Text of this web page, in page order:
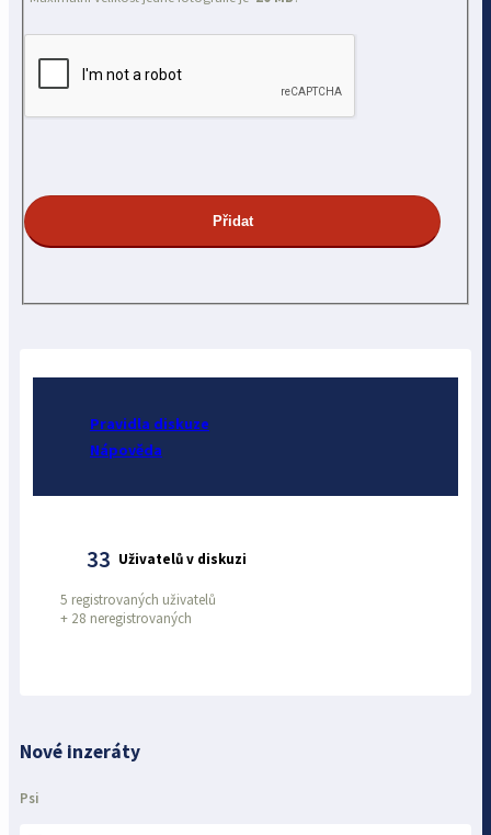
Pravidla diskuze
Nápověda
33 Uživatelů v diskuzi
5 registrovaných uživatelů
+ 28 neregistrovaných
Nové inzeráty
Psi